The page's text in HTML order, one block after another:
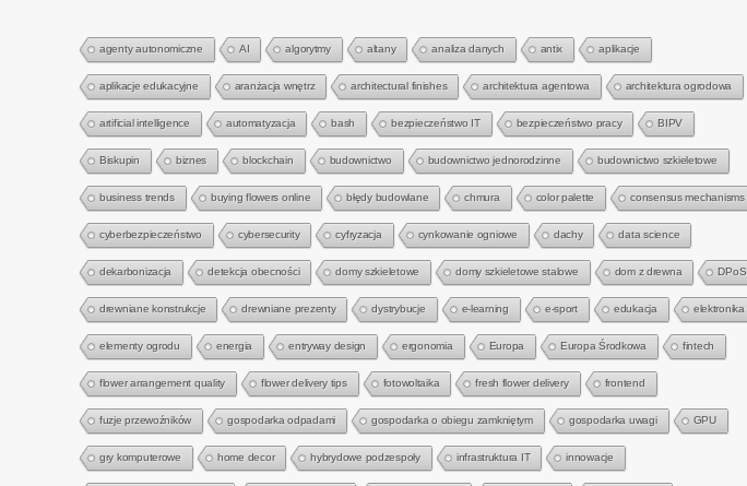
agenty autonomiczne AI algorytmy altany analiza danych antix aplikacje
aplikacje edukacyjne aranżacja wnętrz architectural finishes architektura agentowa architektura ogrodowa
artificial intelligence automatyzacja bash bezpieczeństwo IT bezpieczeństwo pracy BIPV
Biskupin biznes blockchain budownictwo budownictwo jednorodzinne budownictwo szkieletowe
business trends buying flowers online błędy budowlane chmura color palette consensus mechanisms
cyberbezpieczeństwo cybersecurity cyfryzacja cynkowanie ogniowe dachy data science
dekarbonizacja detekcja obecności domy szkieletowe domy szkieletowe stalowe dom z drewna DPoS
drewniane konstrukcje drewniane prezenty dystrybucje e-learning e-sport edukacja elektronika
elementy ogrodu energia entryway design ergonomia Europa Europa Środkowa fintech
flower arrangement quality flower delivery tips fotowoltaika fresh flower delivery frontend
fuzje przewoźników gospodarka odpadami gospodarka o obiegu zamkniętym gospodarka uwagi GPU
gry komputerowe home decor hybrydowe podzespoły infrastruktura IT innowacje